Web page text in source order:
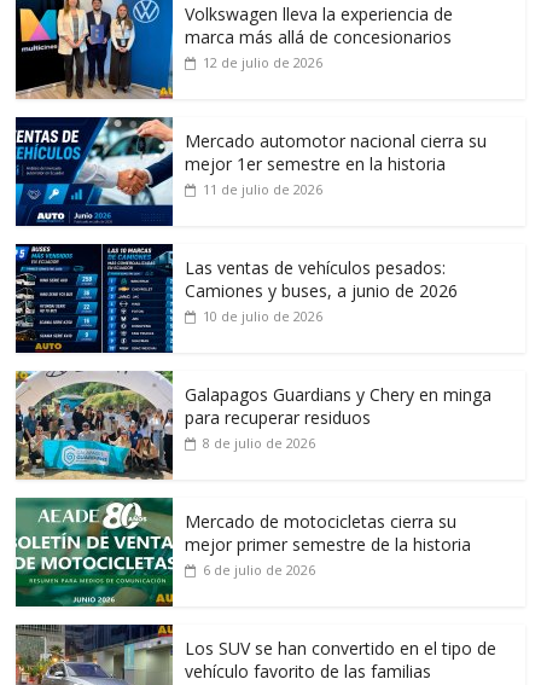
Volkswagen lleva la experiencia de
marca más allá de concesionarios
12 de julio de 2026
Mercado automotor nacional cierra su
mejor 1er semestre en la historia
11 de julio de 2026
Las ventas de vehículos pesados:
Camiones y buses, a junio de 2026
10 de julio de 2026
Galapagos Guardians y Chery en minga
para recuperar residuos
8 de julio de 2026
Mercado de motocicletas cierra su
mejor primer semestre de la historia
6 de julio de 2026
Los SUV se han convertido en el tipo de
vehículo favorito de las familias